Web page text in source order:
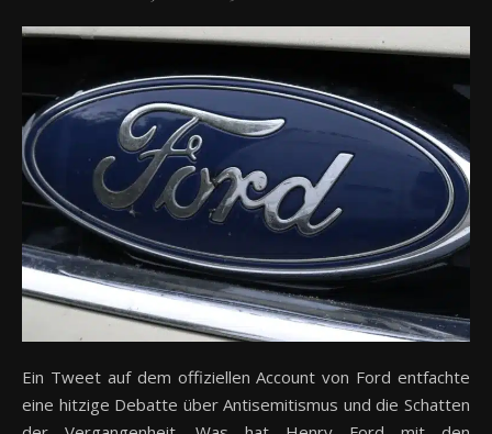
Ein Tweet auf dem offiziellen Account von Ford entfachte
eine hitzige Debatte über Antisemitismus und die Schatten